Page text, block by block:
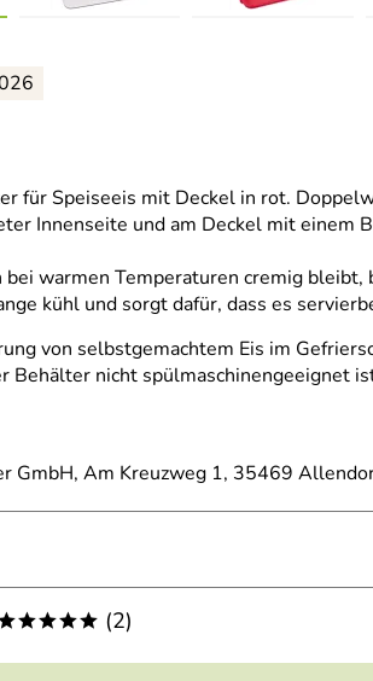
für Speiseeis mit Deckel in rot.
Innenseite und am Deckel mit
bei warmen Temperaturen cremig
kühl und sorgt dafür, dass es
von selbstgemachtem Eis im
Behälter nicht spülmaschinengeeignet
GmbH, Am Kreuzweg 1, 35469
(2)